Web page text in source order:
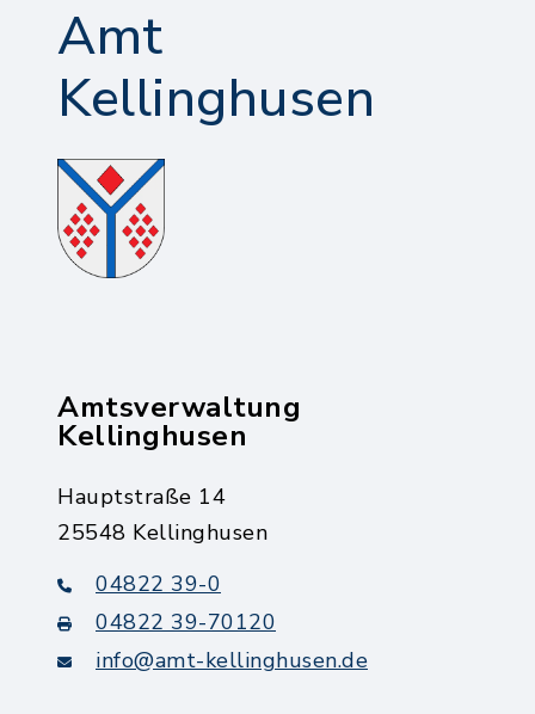
Amt
Kellinghusen
Amtsverwaltung
Kellinghusen
Hauptstraße 14
25548 Kellinghusen
04822 39-0
04822 39-70120
info@amt-kellinghusen.de